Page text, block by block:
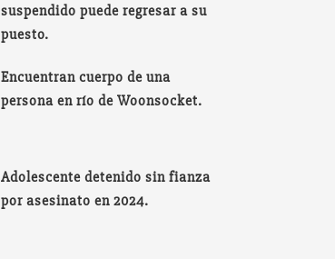
suspendido puede regresar a su
puesto.
Encuentran cuerpo de una
persona en río de Woonsocket.
Adolescente detenido sin fianza
por asesinato en 2024.